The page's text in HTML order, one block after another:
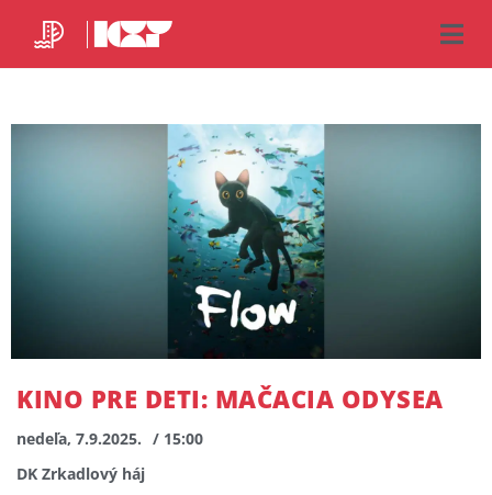
KINO PRE DETI: MAČACIA ODYSEA
nedeľa, 7.9.2025. / 15:00
DK Zrkadlový háj